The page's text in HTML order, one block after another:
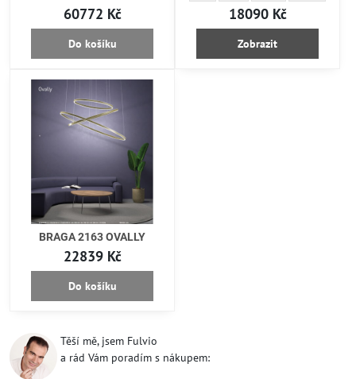
60772 Kč
Do košíku
18090 Kč
Zobrazit
BRAGA 2163 OVALLY
22839 Kč
Do košíku
Těší mě, jsem Fulvio
a rád Vám poradím s nákupem: